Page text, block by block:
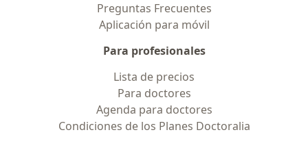
Preguntas Frecuentes
Aplicación para móvil
Para profesionales
Lista de precios
Para doctores
Agenda para doctores
Condiciones de los Planes Doctoralia